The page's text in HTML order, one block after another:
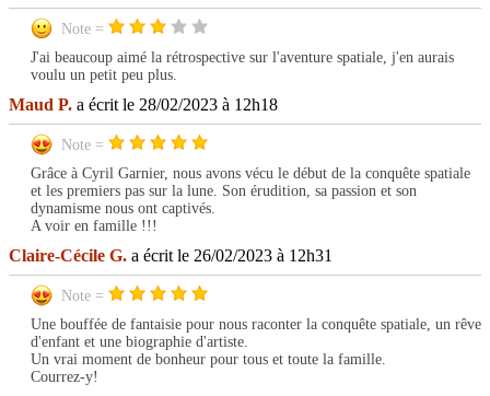
Note =
J'ai beaucoup aimé la rétrospective sur l'aventure spatiale, j'en aurais
voulu un petit peu plus.
Maud P. a écrit le 28/02/2023 à 12h18
Note =
Grâce à Cyril Garnier, nous avons vécu le début de la conquête spatiale
et les premiers pas sur la lune. Son érudition, sa passion et son
dynamisme nous ont captivés.
A voir en famille !!!
Claire-Cécile G. a écrit le 26/02/2023 à 12h31
Note =
Une bouffée de fantaisie pour nous raconter la conquête spatiale, un rêve
d'enfant et une biographie d'artiste.
Un vrai moment de bonheur pour tous et toute la famille.
Courrez-y!